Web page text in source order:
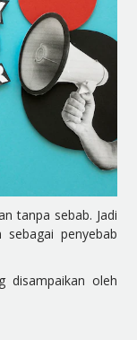
tanpa sebab. Jadi
penyebab
disampaikan oleh